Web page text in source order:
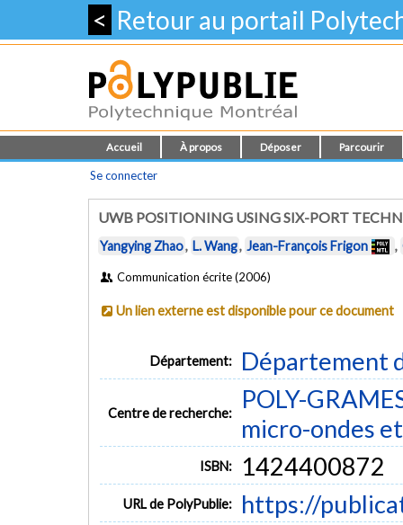
< Retour au portail
Accueil À propos Déposer Parcourir
Se connecter
UWB POSITIONING USING SIX-PORT
Yangying Zhao, L. Wang, Jean-François Frigon ,
Communication écrite (2006)
Un lien externe est disponible pour ce document
Département: Département
Centre de recherche:
POLY-
micro-ondes
ISBN: 1424400872
URL de PolyPublie: https://